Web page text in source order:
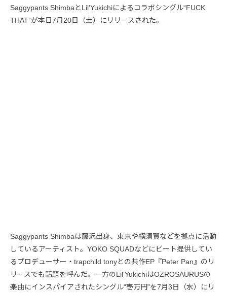
Saggypants ShimbaとLil’Yukichiによるコラボシングル“FUCK
THAT”が本日7月20日（土）にリリースされた。
Saggypants Shimbaは藤沢出身、東京や横須賀などを拠点に活動
しているアーティスト。YOKO SQUADなどにビート提供してい
るプロデューサー・trapchild tonyとの共作EP『Peter Pan』のリ
リースでも話題を呼んだ。一方のLil’YukichiはOZROSAURUSの
楽曲にインスパイアされたシングル“壱万円”を7月3日（水）にリ